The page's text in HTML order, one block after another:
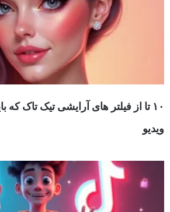
۱۰ تا از فیلتر های آرایشی تیک تاک
ویدیو